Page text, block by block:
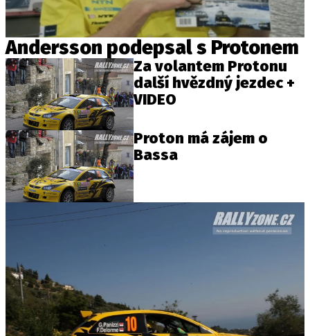
Andersson podepsal s Protonem
Za volantem Protonu
další hvězdný jezdec +
VIDEO
Proton má zájem o
Bassa